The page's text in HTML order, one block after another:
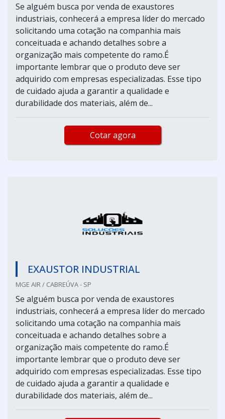
Se alguém busca por venda de exaustores
industriais, conhecerá a empresa líder do mercado
solicitando uma cotação na companhia mais
conceituada e achando detalhes sobre a
organização mais competente do ramo.É
importante lembrar que o produto deve ser
adquirido com empresas especializadas. Esse tipo
de cuidado ajuda a garantir a qualidade e
durabilidade dos materiais, além de...
Cotar agora
EXAUSTOR INDUSTRIAL
MGE AIR / CABREÚVA - SP
Se alguém busca por venda de exaustores
industriais, conhecerá a empresa líder do mercado
solicitando uma cotação na companhia mais
conceituada e achando detalhes sobre a
organização mais competente do ramo.É
importante lembrar que o produto deve ser
adquirido com empresas especializadas. Esse tipo
de cuidado ajuda a garantir a qualidade e
durabilidade dos materiais, além de...